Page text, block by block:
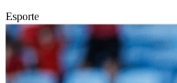
Esporte